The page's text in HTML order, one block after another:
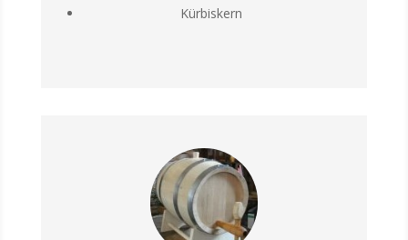
Kürbiskern